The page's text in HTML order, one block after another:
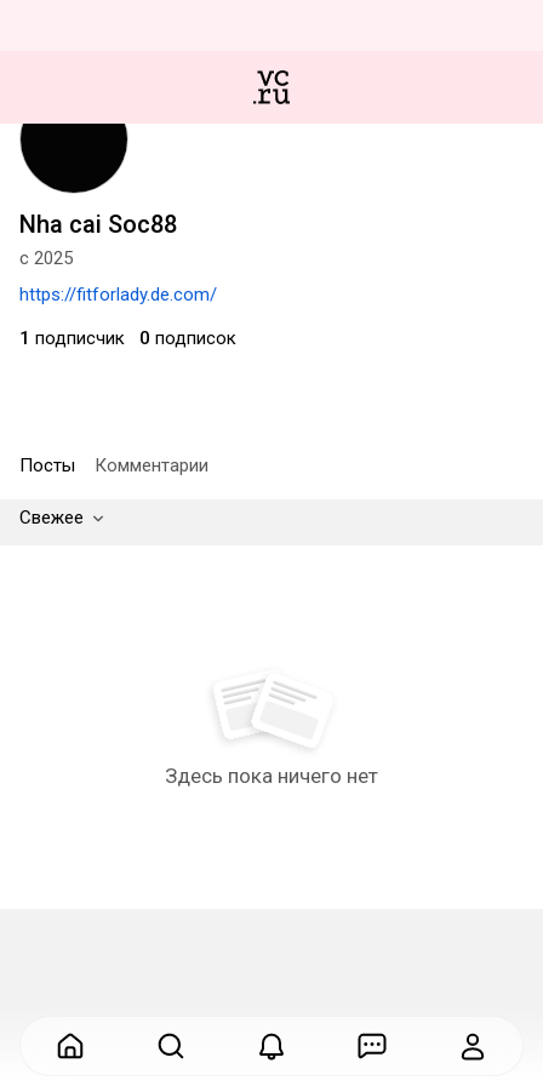
Nha cai Soc88
с 2025
https://fitforlady.de.com/
1 подписчик 0 подписок
Посты Комментарии
Свежее
Здесь пока ничего нет